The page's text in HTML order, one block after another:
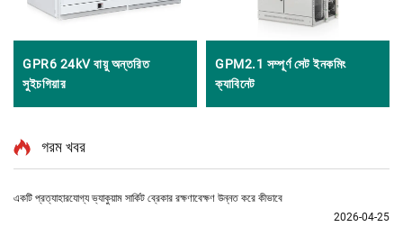
GPR6 24kV বায়ু অন্তরিত
সুইচগিয়ার
GPM2.1 সম্পূর্ণ সেট ইনকমিং
ক্যাবিনেট
গরম খবর
একটি প্রত্যাহারযোগ্য ভ্যাকুয়াম সার্কিট ব্রেকার রক্ষণাবেক্ষণ উন্নত করে কীভাবে
2026-04-25